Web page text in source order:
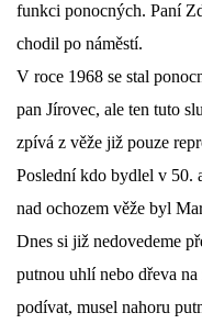
funkci ponocných. Paní
chodil po náměstí.
V roce 1968 se stal
pan Jírovec, ale ten tuto
zpívá z věže již pouze
Poslední kdo bydlel v 50.
nad ochozem věže byl
Dnes si již nedovedeme
putnou uhlí nebo dřeva
podívat, musel nahoru